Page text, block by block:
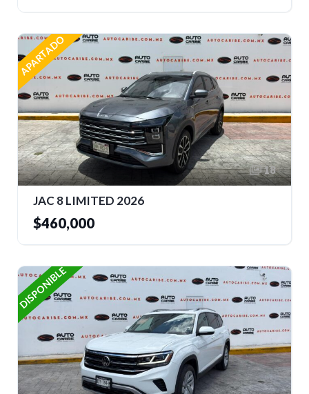
APARTADO
18
JAC 8 LIMITED 2026
$460,000
DISPONIBLE